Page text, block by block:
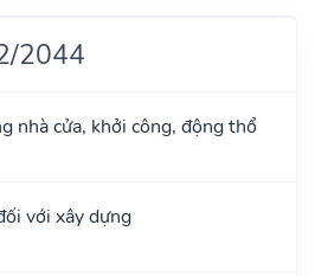
2044
nhà cửa, khởi công, động thổ
với xây dựng